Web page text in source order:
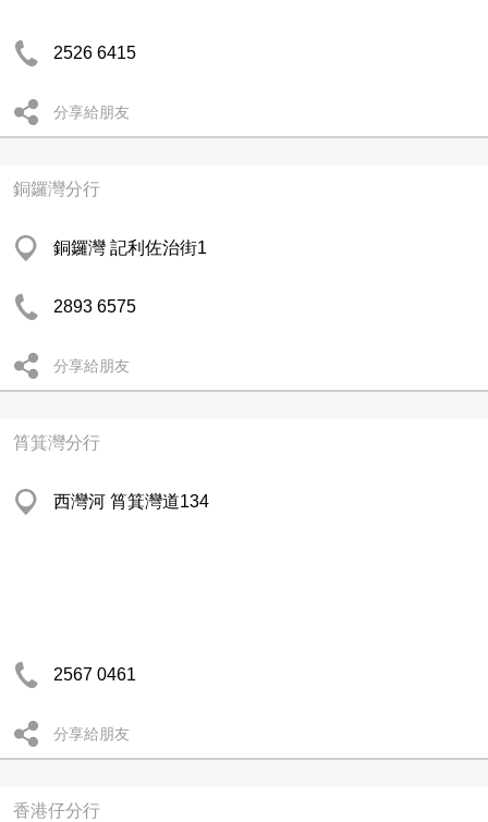
2526 6415
分享給朋友
銅鑼灣分行
銅鑼灣 記利佐治街1
2893 6575
分享給朋友
筲箕灣分行
西灣河 筲箕灣道134
2567 0461
分享給朋友
香港仔分行